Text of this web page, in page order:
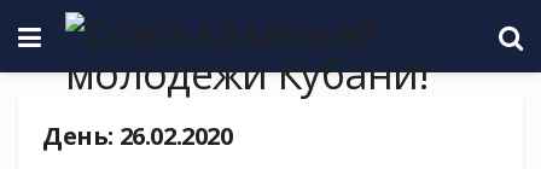
День: 26.02.2020